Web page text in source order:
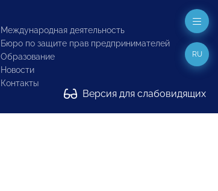
Международная деятельность
Бюро по защите прав предпринимателей
Образование
Новости
Контакты
Версия для слабовидящих
RU